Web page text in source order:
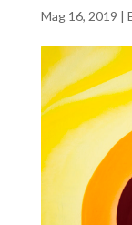
Mag 16, 2019 |